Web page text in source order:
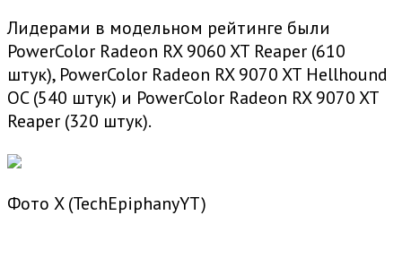
Лидерами в модельном рейтинге были
PowerColor Radeon RX 9060 XT Reaper (610
штук), PowerColor Radeon RX 9070 XT Hellhound
OC (540 штук) и PowerColor Radeon RX 9070 XT
Reaper (320 штук).
Фото X (TechEpiphanyYT)